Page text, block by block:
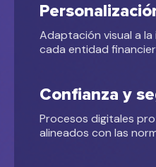
Adaptación visual a
cada entidad
Confianza y
Procesos digitales
alineados con las